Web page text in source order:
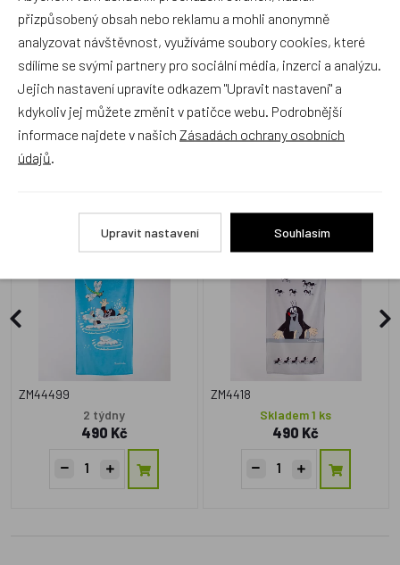
Přidat hodnocení
Zboží se stejným motivem
Matějovský, Osuška Krtek a
vážka
ZM44499
2 týdny
490 Kč
Matějovský, Osuška Krtek a
mravenci
ZM4418
Skladem 1 ks
490 Kč
přizpůsobený obsah nebo reklamu a mohli anonymně
analyzovat návštěvnost, využíváme soubory cookies, které
sdílíme se svými partnery pro sociální média, inzerci a analýzu.
Jejich nastavení upravíte odkazem "Upravit nastavení" a
kdykoliv jej můžete změnit v patičce webu. Podrobnější
informace najdete v našich Zásadách ochrany osobních
údajů
Upravit nastavení Souhlasím